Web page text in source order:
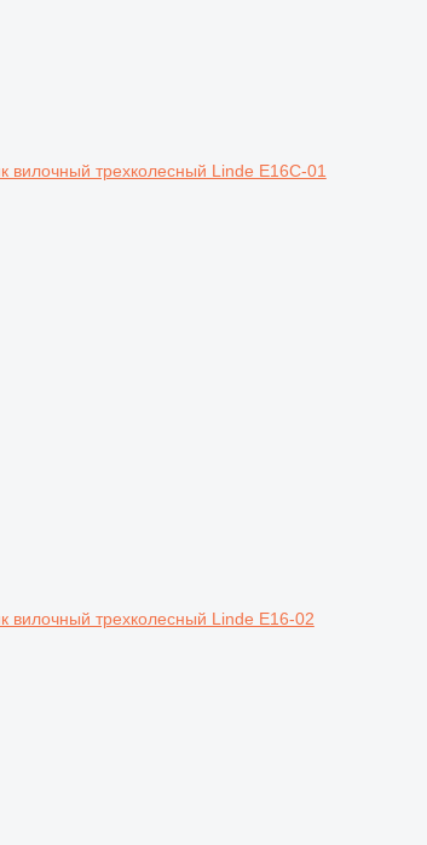
вилочный трехколесный Linde E16C-01
вилочный трехколесный Linde E16-02